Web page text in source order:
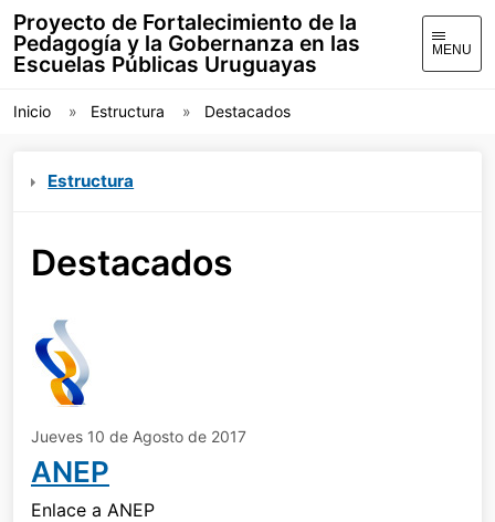
Proyecto de Fortalecimiento de la
Pedagogía y la Gobernanza en las
Escuelas Públicas Uruguayas
MENU
Inicio Estructura Destacados
Estructura
Destacados
Jueves 10 de Agosto de 2017
ANEP
Enlace a ANEP